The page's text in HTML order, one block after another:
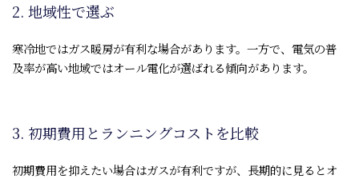
2. 地域性で選ぶ
寒冷地ではガス暖房が有利な場合があります。一方で、電気の普
及率が高い地域ではオール電化が選ばれる傾向があります。
3. 初期費用とランニングコストを比較
初期費用を抑えたい場合はガスが有利ですが、長期的に見るとオ